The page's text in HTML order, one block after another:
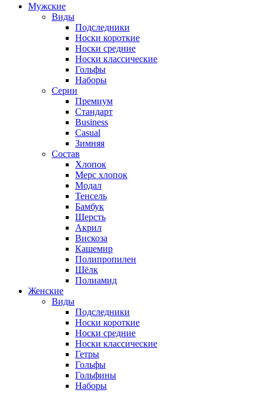
Мужские
Виды
Подследники
Носки короткие
Носки средние
Носки классические
Гольфы
Наборы
Серии
Премиум
Стандарт
Business
Casual
Зимняя
Состав
Хлопок
Мерс хлопок
Модал
Тенсель
Бамбук
Шерсть
Акрил
Вискоза
Кашемир
Полипропилен
Шёлк
Полиамид
Женские
Виды
Подследники
Носки короткие
Носки средние
Носки классические
Гетры
Гольфы
Гольфины
Наборы